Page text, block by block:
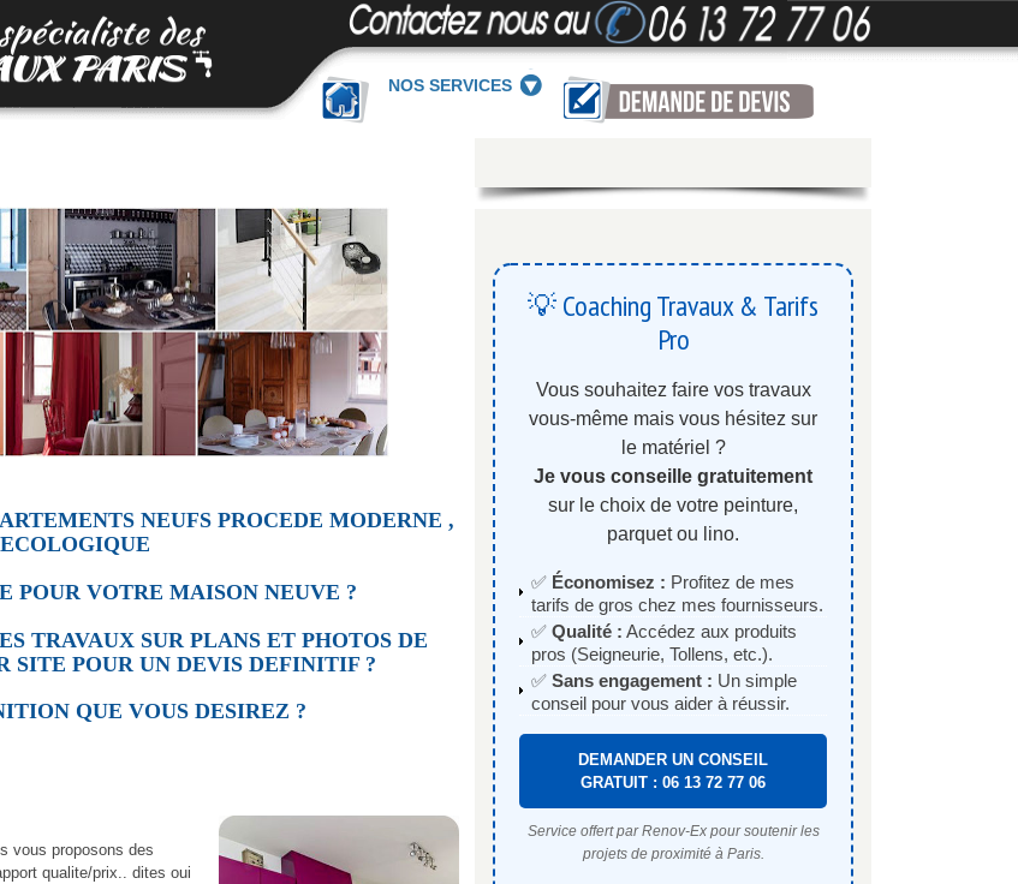
NOS SERVICES
NEUFS PROCEDE MODERNE ,
POUR VOTRE MAISON NEUVE ?
TRAVAUX SUR PLANS ET PHOTOS DE
SITE POUR UN DEVIS DEFINITIF ?
QUE VOUS DESIREZ ?
vous proposons des
qualite/prix.. dites oui
💡 Coaching Travaux & Tarifs
Pro
Vous souhaitez faire vos travaux
vous-même mais vous hésitez sur
le matériel ?
Je vous conseille gratuitement
sur le choix de votre peinture,
parquet ou lino.
✅ Économisez : Profitez de mes
tarifs de gros chez mes fournisseurs.
✅ Qualité : Accédez aux produits
pros (Seigneurie, Tollens, etc.).
✅ Sans engagement : Un simple
conseil pour vous aider à réussir.
DEMANDER UN CONSEIL
GRATUIT : 06 13 72 77 06
Service offert par Renov-Ex pour soutenir les
projets de proximité à Paris.